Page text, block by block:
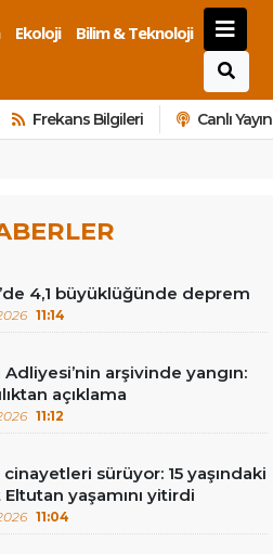
Ekoloji
Bilim & Teknoloji
Frekans Bilgileri Canlı Yayın
4,1 büyüklüğünde deprem
11:14
arşivinde yangın:
açıklama
11:12
sürüyor: 15 yaşındaki
yaşamını yitirdi
11:04